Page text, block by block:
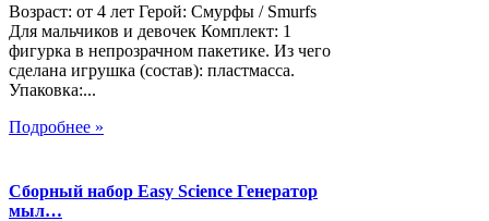
Возраст: от 4 лет Герой: Смурфы / Smurfs
Для мальчиков и девочек Комплект: 1
фигурка в непрозрачном пакетике. Из чего
сделана игрушка (состав): пластмасса.
Упаковка:...
Подробнее »
Сборный набор Easy Science Генератор
мыл…